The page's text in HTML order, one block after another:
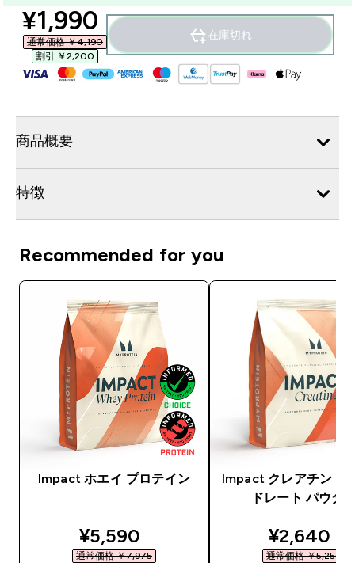
discounted price
¥1,990‎
通常価格 ￥4,190‎
割引 ￥2,200‎
在庫切れ
商品概要
特徴
Recommended for you
Impact ホエイ プロテイン
discounted price
¥5,590‎
通常価格 ￥7,975‎
Impact クレアチン モ
ドレート パウダ
¥2,640‎
通常価格 ￥5,250‎